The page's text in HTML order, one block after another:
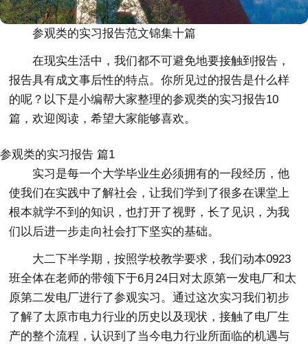
参观类的实习报告范文锦集十篇
在现实生活中，我们都不可避免地要接触到报告，
报告具有成文事后性的特点。你所见过的报告是什么样
的呢？以下是小编帮大家整理的参观类的实习报告10
篇，欢迎阅读，希望大家能够喜欢。
参观类的实习报告 篇1
实习是每一个大学毕业生必须拥有的一段经历，他
使我们在实践中了解社会，让我们学到了很多在课堂上
根本就学不到的知识，也打开了视野，长了见识，为我
们以后进一步走向社会打下坚实的基础。
大二下半学期，按照学校教学要求，我们动本0923
班全体在老师的带领下于6月24日对太原第一发电厂和太
原第二发电厂进行了参观实习。通过这次实习我们初步
了解了太原市电力行业的历史以及现状，接触了电厂生
产的整个流程，认识到了当今电力行业所面临的机遇与